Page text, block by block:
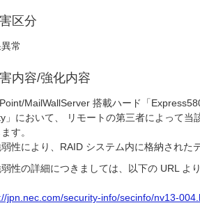
区分
常
内容/強化内容
MailWallServer 搭載ハード「
」において、 リモートの第三者によって
す。
性により、RAID システム内に格納された
性の詳細につきましては、以下の URL よ
jpn.nec.com/security-info/secinfo/nv13-